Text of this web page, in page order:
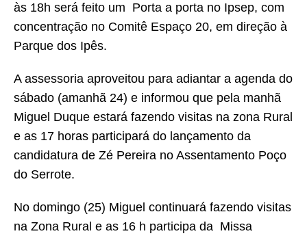
às 18h será feito um Porta a porta no Ipsep, com
concentração no Comitê Espaço 20, em direção à
Parque dos Ipês.
A assessoria aproveitou para adiantar a agenda do
sábado (amanhã 24) e informou que pela manhã
Miguel Duque estará fazendo visitas na zona Rural
e as 17 horas participará do lançamento da
candidatura de Zé Pereira no Assentamento Poço
do Serrote.
No domingo (25) Miguel continuará fazendo visitas
na Zona Rural e as 16 h participa da Missa